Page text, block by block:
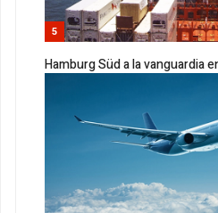
5
Hamburg Süd a la vanguardia